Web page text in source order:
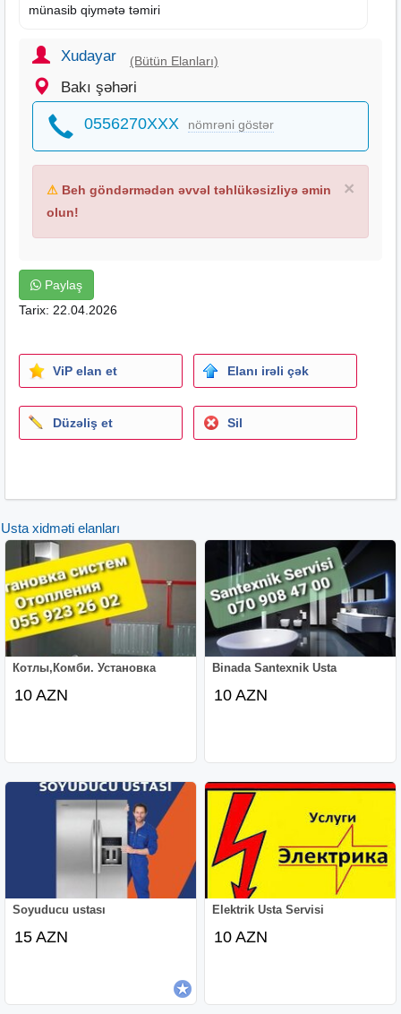
münasib qiymətə təmiri
Xudayar (Bütün Elanları)
Bakı şəhəri
0556270XXX nömrəni göstər
×
⚠ Beh göndərmədən əvvəl təhlükəsizliyə əmin
olun!
Paylaş
Tarix: 22.04.2026
ViP elan et Elanı irəli çək
Düzəliş et Sil
Usta xidməti elanları
Котлы,Комби. Установка
10 AZN
Binada Santexnik Usta
10 AZN
Soyuducu ustası
15 AZN
Elektrik Usta Servisi
10 AZN